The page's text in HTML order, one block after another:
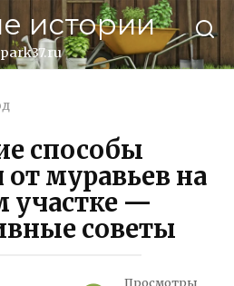
истории
park37.ru
способы
от муравьев на
участке —
советы
Просмотры